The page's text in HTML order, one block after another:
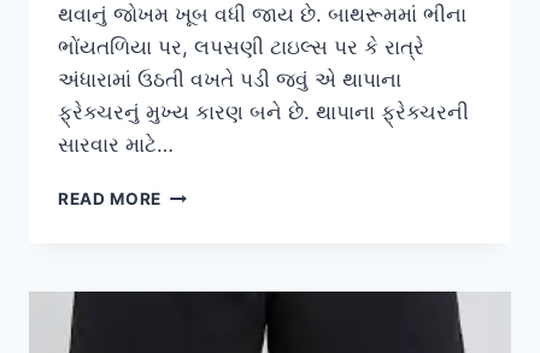
થવાનું જોખમ ખૂબ વધી જાય છે. બાથરૂમમાં ભીના
ભોંયતળિયા પર, લપસણી ટાઇલ્સ પર કે રાત્રે
અંધારામાં ઉઠતી વખતે પડી જવું એ થાપાના
ફ્રેક્ચરનું મુખ્ય કારણ બને છે. થાપાના ફ્રેક્ચરની
સારવાર માટે…
READ MORE ઘરની
થતા